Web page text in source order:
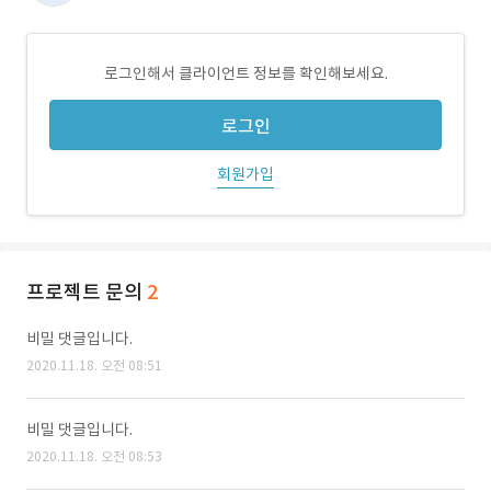
로그인해서 클라이언트 정보를 확인해보세요.
로그인
회원가입
프로젝트 문의 2
비밀 댓글입니다.
2020.11.18. 오전 08:51
비밀 댓글입니다.
2020.11.18. 오전 08:53